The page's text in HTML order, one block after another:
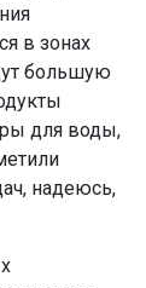
в зонах
большую
для воды,
надеюсь,